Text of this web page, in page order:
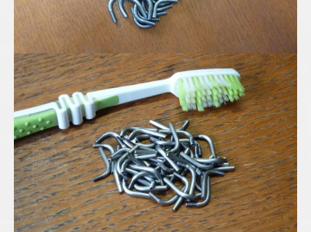
Edelstahl Mikro-Rohrbögen